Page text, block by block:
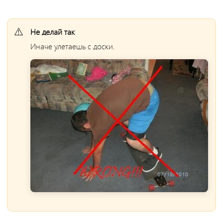
Не делай так
Иначе улетаешь с доски.